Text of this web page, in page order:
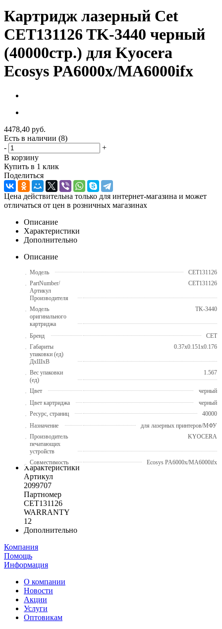
Картридж лазерный Cet
CET131126 TK-3440 черный
(40000стр.) для Kyocera
Ecosys PA6000x/MA6000ifx
4478,40 руб.
Есть в наличии (8)
-
+
В корзину
Купить в 1 клик
Поделиться
Цена действительна только для интернет-магазина и может
отличаться от цен в розничных магазинах
Описание
Характеристики
Дополнительно
Описание
Модель
CET131126
PartNumber/
Артикул
Производителя
CET131126
Модель
оригинального
картриджа
TK-3440
Бренд
CET
Габариты
упаковки (ед)
ДхШхВ
0.37x0.151x0.176
Вес упаковки
(ед)
1.567
Цвет
черный
Цвет картриджа
черный
Ресурс, страниц
40000
Назначение
для лазерных принтеров/МФУ
Производитель
печатающих
устройств
KYOCERA
Совместимость Ecosys PA6000x/MA6000ifx
Характеристики
Артикул
2099707
Партномер
CET131126
WARRANTY
12
Дополнительно
Компания
Помощь
Информация
О компании
Новости
Акции
Услуги
Оптовикам